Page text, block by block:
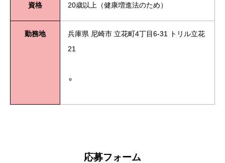
資格 20歳以上（健康増進法のため）
勤務地
兵庫県 尼崎市 立花町4丁目6-31 トリル立花
21
応募フォーム